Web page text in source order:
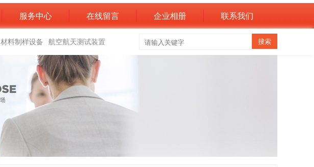
服务中心 在线留言 企业相册 联系我们
材料制样设备 航空航天测试装置